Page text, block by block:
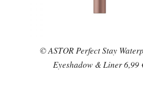
© ASTOR Perfect Stay
Eyeshadow & Liner 6,99